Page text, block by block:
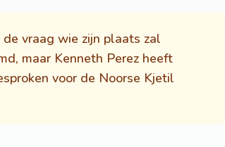
vraag wie zijn plaats zal
maar Kenneth Perez heeft
voor de Noorse Kjetil